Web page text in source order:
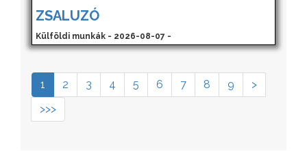
ZSALUZÓ
Külföldi munkák - 2026-08-07 -
1 2 3 4 5 6 7 8 9
>
>>>